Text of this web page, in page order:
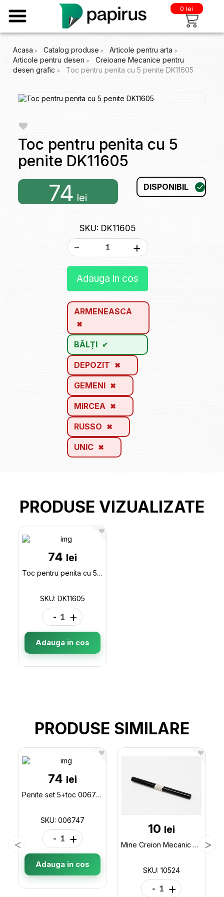
0 lei
Acasa Catalog produse
Articole pentru arta
Articole pentru desen
Creioane Mecanice pentru
desen grafic
Toc pentru penita cu 5 penite DK11605
Toc pentru penita cu 5
penite DK11605
74 lei
DISPONIBIL
SKU: DK11605
- +
Adauga in cos
ARMENEASCA
BĂLȚI
DEPOZIT
GEMENI
MIRCEA
RUSSO
UNIC
PRODUSE VIZUALIZATE
74 lei
Toc pentru penita cu 5 penite DK11605
SKU: DK11605
- +
Adauga in cos
PRODUSE SIMILARE
74 lei
Penite set 5+toc 006747
SKU: 006747
- +
Adauga in cos
10 lei
Mine Creion Mecanic 2.0mm HB SIBIU 10524
SKU: 10524
- +